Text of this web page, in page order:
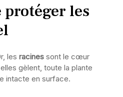
les
les racines sont le cœur
gèlent, toute la plante
intacte en surface.